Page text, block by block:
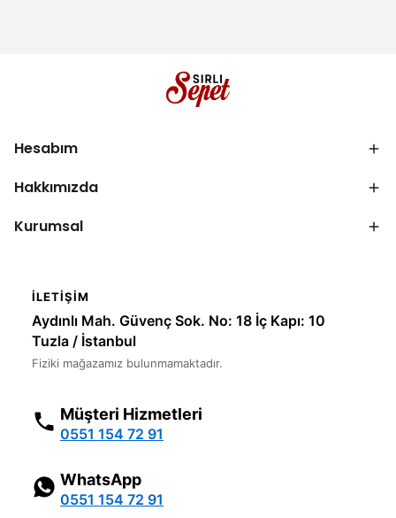
Hesabım
Hakkımızda
Kurumsal
İLETIŞIM
Aydınlı Mah. Güvenç Sok. No: 18 İç Kapı: 10
Tuzla / İstanbul
Fiziki mağazamız bulunmamaktadır.
Müşteri Hizmetleri
0551 154 72 91
WhatsApp
0551 154 72 91